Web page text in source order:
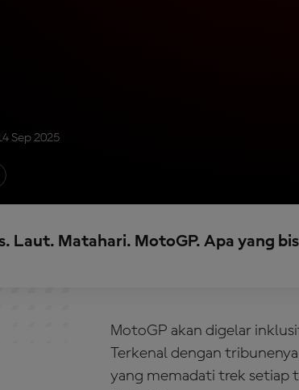
Sep 2025
Laut. Matahari. MotoGP. Apa yang
MotoGP akan digelar
Terkenal dengan
yang memadati trek setiap